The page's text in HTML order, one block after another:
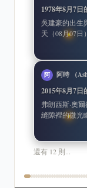
吳建豪的出生與時代的印記
天（08月07日
阿 阿時 （
2015年8月7日
弗朗西斯·奧爾德
縫隙裡的微光
還有 12 則...